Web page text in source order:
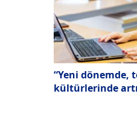
“Yeni dönemde,
kültürlerinde